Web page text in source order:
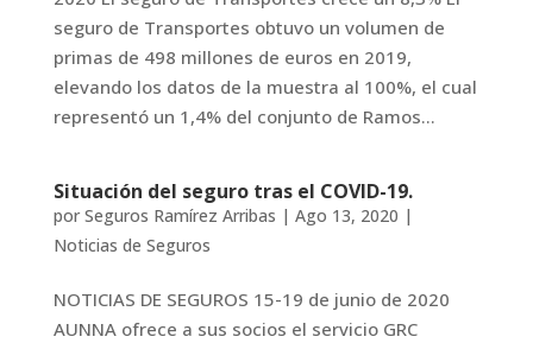
seguro de Transportes obtuvo un volumen de
primas de 498 millones de euros en 2019,
elevando los datos de la muestra al 100%, el cual
representó un 1,4% del conjunto de Ramos...
Situación del seguro tras el COVID-19.
por Seguros Ramírez Arribas | Ago 13, 2020 |
Noticias de Seguros
NOTICIAS DE SEGUROS 15-19 de junio de 2020
AUNNA ofrece a sus socios el servicio GRC